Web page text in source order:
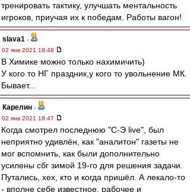
тренировать тактику, улучшать ментальность
игроков, приучая их к победам. Работы вагон!
slava1 -
02 янв 2021 18:48
В Химике можно только нахимичить)
У кого то НГ праздник,у кого то увольнение МК.
Бывает...
Карелин -
02 янв 2021 18:47
Когда смотрел последнюю "С-Э live", был
неприятно удивлён, как "аналитон" газеты не
мог вспомнить, как были дополнительно
усилены сбг зимой 19-го для решения задачи.
Путались, хех, кто и когда пришёл. А лекало-то
- вполне себе известное, рабочее и